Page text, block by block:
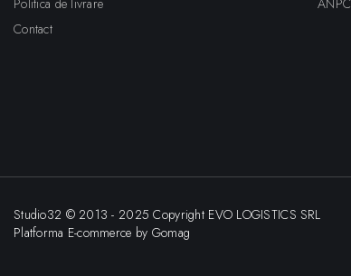
Contact
Studio32 © 2013 - 2025 Copyright EVO LOGISTICS SRL
Platforma E-commerce by Gomag